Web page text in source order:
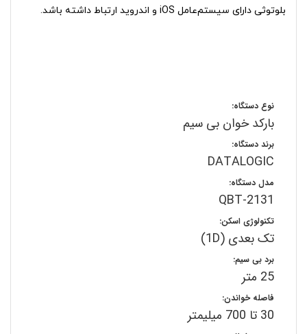
بلوتوثی دارای سیستم‌عامل iOS و اندروید ارتباط داشته باشد.
نوع دستگاه:
بارکد خوان بی سیم
برند دستگاه:
DATALOGIC
مدل دستگاه:
QBT-2131
تکنولوژی اسکن:
تک بعدی (1D)
برد بی سیم:
25 متر
فاصله خواندن:
30 تا 700 میلیمتر